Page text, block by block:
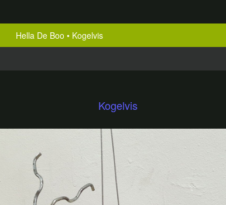
Hella De Boo
Kogelvis
Kogelvis